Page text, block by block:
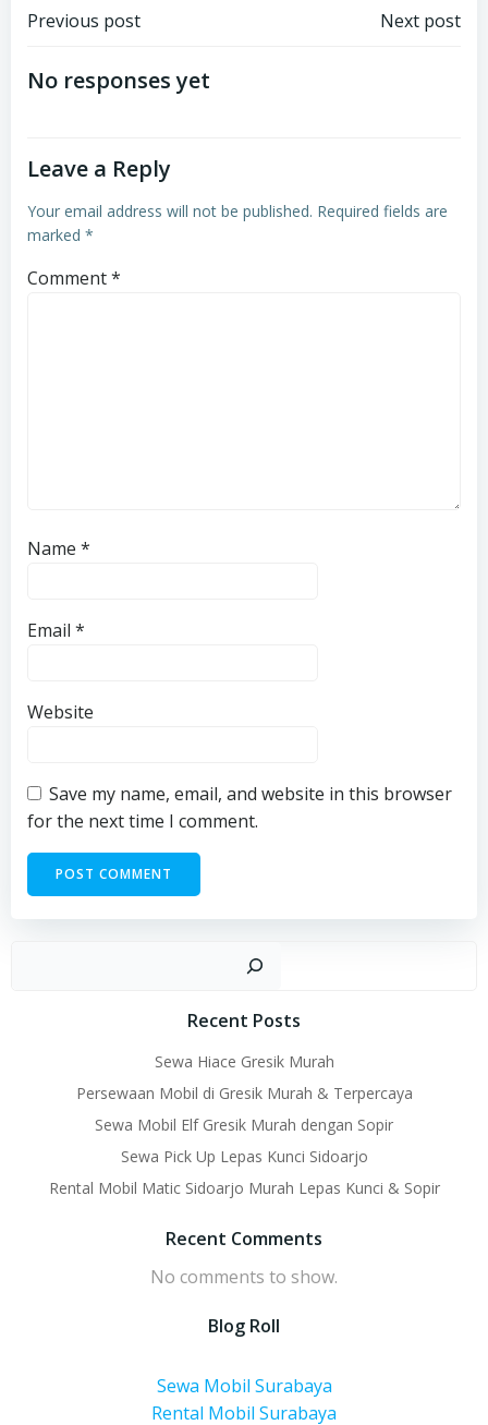
Post
navigation
Previous post Next post
No responses yet
Leave a Reply
Your email address will not be published. Required fields are
marked *
Comment*
Name *
Email *
Website
Save my name, email, and website in this browser
for the next time I comment.
Recent Posts
Sewa Hiace Gresik Murah
Persewaan Mobil di Gresik Murah & Terpercaya
Sewa Mobil Elf Gresik Murah dengan Sopir
Sewa Pick Up Lepas Kunci Sidoarjo
Rental Mobil Matic Sidoarjo Murah Lepas Kunci & Sopir
Recent Comments
No comments to show.
Blog Roll
Sewa Mobil Surabaya
Rental Mobil Surabaya